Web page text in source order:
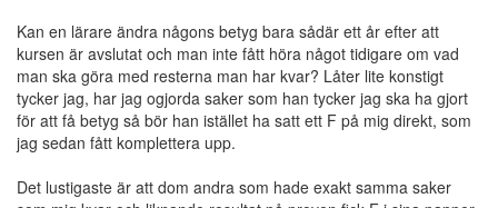
Kan en lärare ändra någons betyg bara sådär ett år efter att
kursen är avslutat och man inte fått höra något tidigare om vad
man ska göra med resterna man har kvar? Låter lite konstigt
tycker jag, har jag ogjorda saker som han tycker jag ska ha gjort
för att få betyg så bör han istället ha satt ett F på mig direkt, som
jag sedan fått komplettera upp.
Det lustigaste är att dom andra som hade exakt samma saker